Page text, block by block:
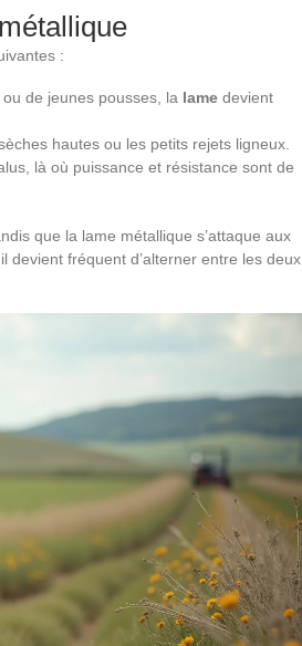
:
ou de jeunes pousses, la lame devient
hautes ou les petits rejets ligneux.
là où puissance et résistance sont de
que la lame métallique s’attaque aux
devient fréquent d’alterner entre les deux